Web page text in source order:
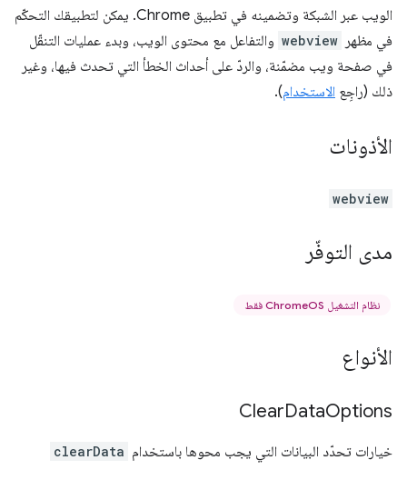
الويب عبر الشبكة وتضمينه في تطبيق Chrome. يمكن لتطبيقك التحكّم
في مظهر webview والتفاعل مع محتوى الويب، وبدء عمليات التنقّل
في صفحة ويب مضمّنة، والردّ على أحداث الخطأ التي تحدث فيها، وغير
ذلك (راجِع الاستخدام).
الأذونات
webview
مدى التوفّر
نظام التشغيل ChromeOS فقط
الأنواع
ClearDataOptions
خيارات تحدّد البيانات التي يجب محوها باستخدام clearData